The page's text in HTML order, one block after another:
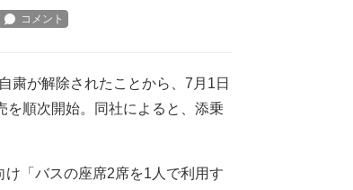
が解除されたことから、7月1日
を順次開始。同社によると、添乗
「バスの座席2席を1人で利用す